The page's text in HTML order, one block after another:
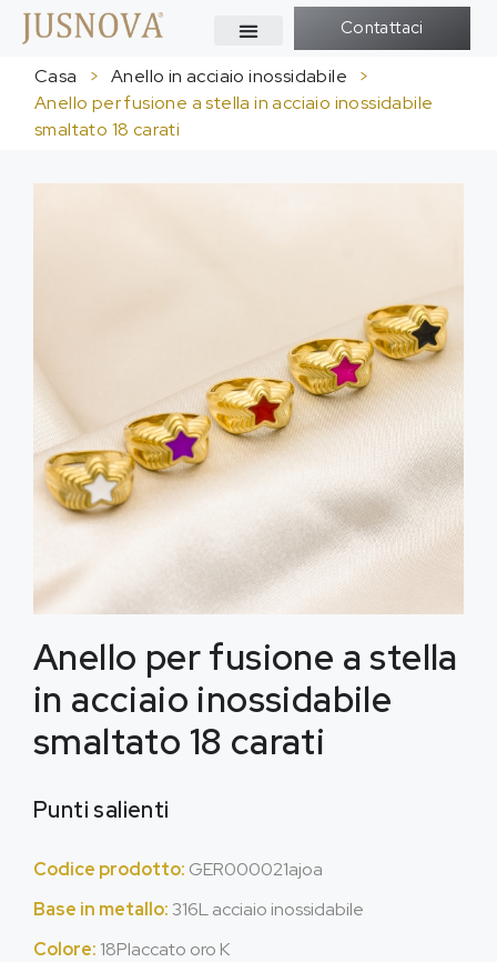
Contattaci
Casa > Anello in acciaio inossidabile
>
Anello per fusione a stella in acciaio inossidabile
smaltato 18 carati
Anello per fusione a stella
in acciaio inossidabile
smaltato 18 carati
Punti salienti
Codice prodotto: GER000021ajoa
Base in metallo: 316L acciaio inossidabile
Colore: 18Placcato oro K